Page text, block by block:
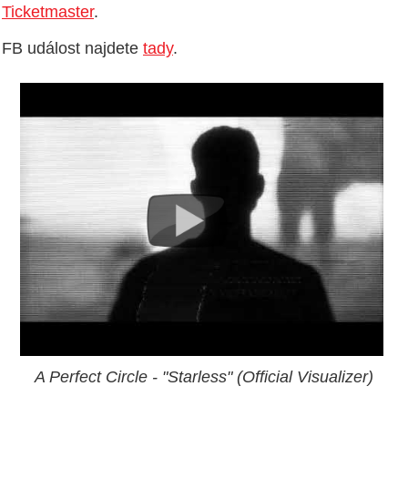
Ticketmaster.
FB událost najdete tady.
A Perfect Circle - "Starless" (Official Visualizer)